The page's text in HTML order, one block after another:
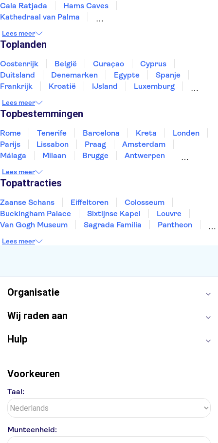
Cala Ratjada
Hams Caves
Kathedraal van Palma
Puerto de Mogán
Puerto Colon Jachthaven
Ciudad de las Artes y las Ciencias
El Teide
San Nicolás kerk
Zijdemuseum in Valencia
Torres de Serranos
Hortensia Herrero Kunstcentrum
Lees meer
Toplanden
Oostenrijk België Curaçao
Cyprus
Duitsland
Denemarken Egypte
Spanje
Frankrijk
Kroatië IJsland
Luxemburg
Slovenië
Thailand
Lees meer
Topbestemmingen
Rome Tenerife Barcelona Kreta
Londen
Parijs
Lissabon Praag
Amsterdam
Málaga
Milaan Brugge
Antwerpen
Eindhoven
Lees meer
Topattracties
Zaanse Schans Eiffeltoren
Colosseum
Buckingham Palace
Sixtijnse Kapel
Louvre
Van Gogh Museum
Sagrada Familia
Pantheon
Keukenhof
Lees meer
Organisatie
Wij raden aan
Hulp
Voorkeuren
Taal:
Munteenheid: